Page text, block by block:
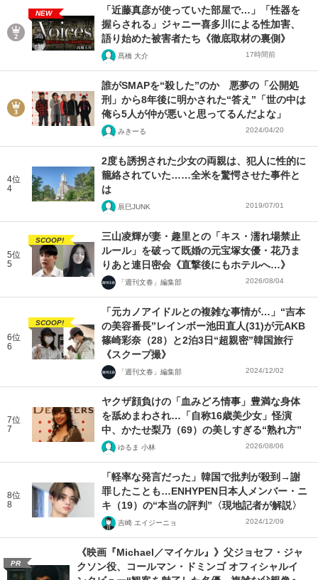
NEW
「近藤真彦が使っていた部屋で…」「性器を
握らされる」ジャニー喜多川による性加害、
語り始めた被害者たち《徹底取材の裏側》
髙橋 大介 17時間前
誰がSMAPを“殺した”のか 悪夢の「公開処
刑」から8年後に明かされた“答え”「世の中は
俺ら5人が仲が悪いと思ってるんだよな」
みきーる 2024/04/20
4位
4
2度も誘拐された少女の両親は、犯人に性的に
籠絡されていた……全米を驚愕させた事件と
は
辰巳JUNK 2019/07/01
5位
5
SCOOP!
三山凌輝が妻・趣里との「キス・濡れ場禁止
ルール」を破って既婚の元宝塚女優・花乃ま
りあと連日密会《直撃後にもホテルへ…》
「週刊文春」編集部 2026/08/04
6位
6
SCOOP!
「元カノアイドルとの複雑な事情が…」“吉本
の美容番長”レインボー池田直人(31)が元AKB
篠崎彩奈（28）と2泊3日“超親密”韓国旅行
《スクープ撮》
「週刊文春」編集部 2024/12/02
7位
7
ヤクザ顔負けの「血みどろ情事」豊満な身体
を舐めまわされ…「自称16歳美少女」怪演
中、かたせ梨乃（69）の美しすぎる“熟れ方”
ゆるま 小林 2026/08/06
8位
8
「軽率な発言だった」韓国で批判が殺到→謝
罪したことも…ENHYPEN日本人メンバー・ニ
キ（19）の“本当の評判”〈現地記者が解説〉
吉崎 エイジーニョ 2024/12/09
PR
《映画『Michael／マイケル』》父ジョセフ・ジャ
クソン役、コールマン・ドミンゴ オフィシャルイ